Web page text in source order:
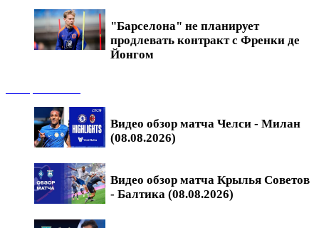
"Барселона" не планирует
продлевать контракт с Френки де
Йонгом
Видео обзор матча Челси - Милан
(08.08.2026)
Видео обзор матча Крылья Советов
- Балтика (08.08.2026)